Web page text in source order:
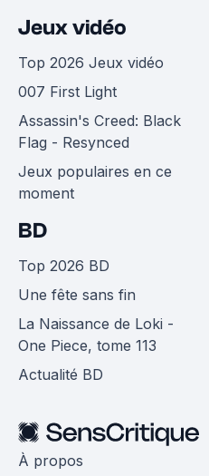
Jeux vidéo
Top 2026 Jeux vidéo
007 First Light
Assassin's Creed: Black
Flag - Resynced
Jeux populaires en ce
moment
BD
Top 2026 BD
Une fête sans fin
La Naissance de Loki -
One Piece, tome 113
Actualité BD
À propos